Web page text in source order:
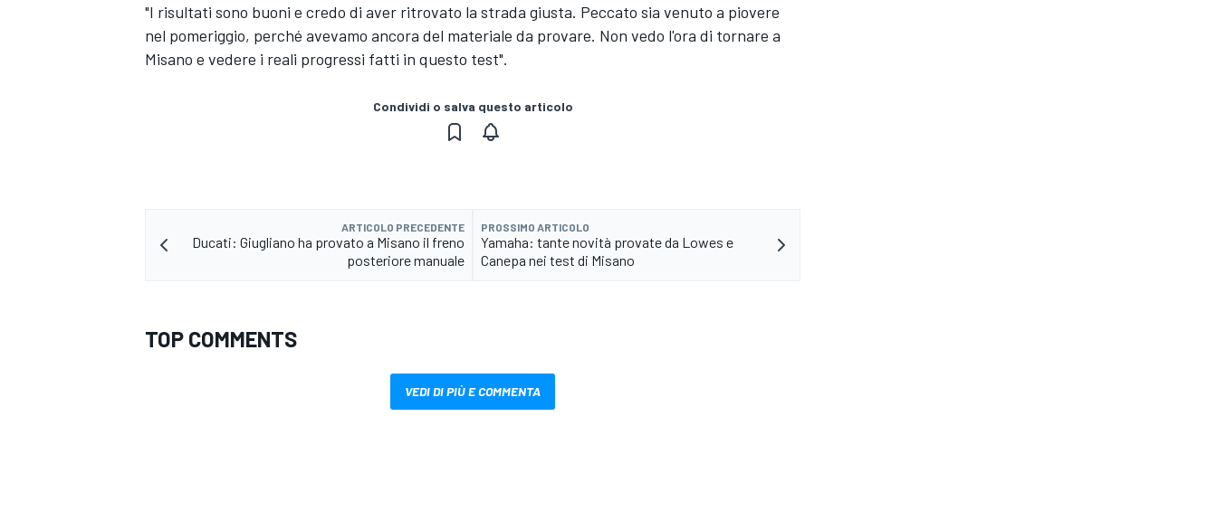
ENDURANCE/GT
"I risultati sono buoni e credo di aver ritrovato la strada giusta. Peccato sia venuto a piovere
nel pomeriggio, perché avevamo ancora del materiale da provare. Non vedo l'ora di tornare a
Misano e vedere i reali progressi fatti in questo test".
Condividi o salva questo articolo
ARTICOLO PRECEDENTE
Ducati: Giugliano ha provato a Misano il freno
posteriore manuale
PROSSIMO ARTICOLO
Yamaha: tante novità provate da Lowes e
Canepa nei test di Misano
TOP COMMENTS
VEDI DI PIÙ E COMMENTA